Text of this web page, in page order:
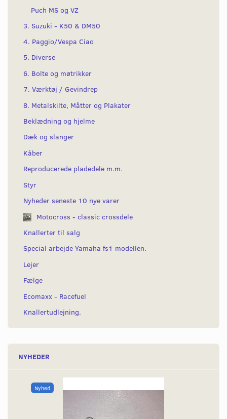
Puch MS og VZ
3. Suzuki - K50 & DM50
4. Paggio/Vespa Ciao
5. Diverse
6. Bolte og møtrikker
7. Værktøj / Gevindrep
8. Metalskilte, Måtter og Plakater
Beklædning og hjelme
Dæk og slanger
Kåber
Reproducerede pladedele m.m.
Styr
Nyheder seneste 10 nye varer
Motocross - classic crossdele
Knallerter til salg
Special arbejde Yamaha fs1 modellen.
Lejer
Fælge
Ecomaxx - Racefuel
Knallertudlejning.
NYHEDER
Nyhed